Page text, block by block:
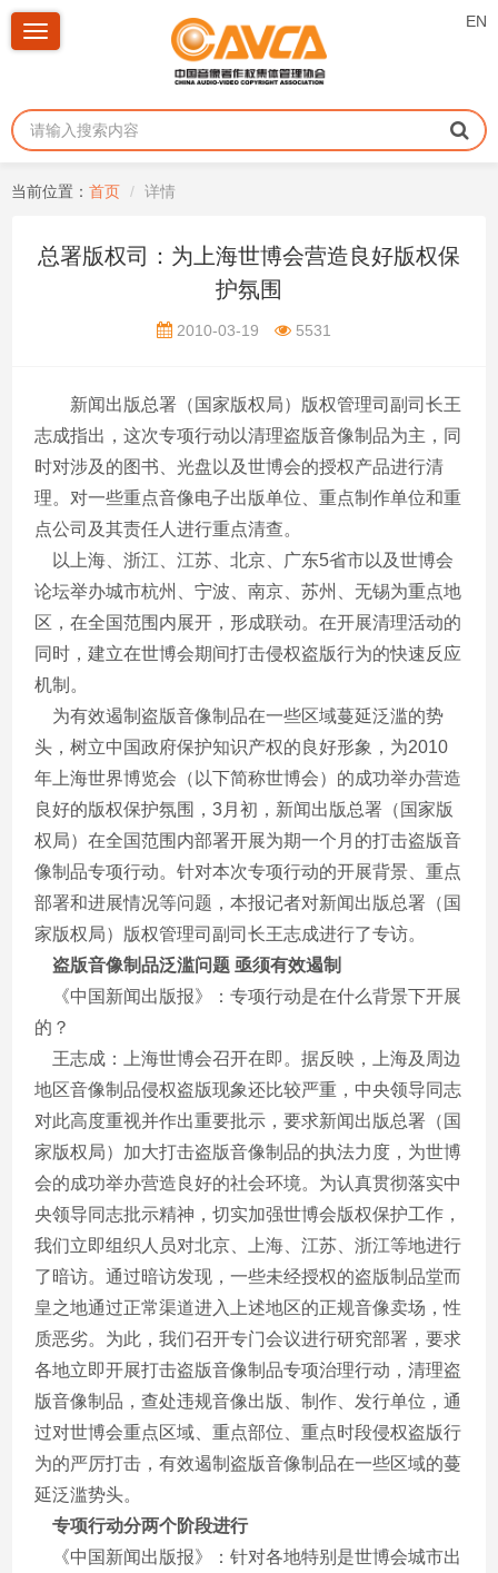
EN
Toggle
当前位置： 首页 详情
总署版权司：为上海世博会营造良好版权保
护氛围
2010-03-19 5531
新闻出版总署（国家版权局）版权管理司副司长王
志成指出，这次专项行动以清理盗版音像制品为主，同
时对涉及的图书、光盘以及世博会的授权产品进行清
理。对一些重点音像电子出版单位、重点制作单位和重
点公司及其责任人进行重点清查。
以上海、浙江、江苏、北京、广东5省市以及世博会
论坛举办城市杭州、宁波、南京、苏州、无锡为重点地
区，在全国范围内展开，形成联动。在开展清理活动的
同时，建立在世博会期间打击侵权盗版行为的快速反应
机制。
为有效遏制盗版音像制品在一些区域蔓延泛滥的势
头，树立中国政府保护知识产权的良好形象，为2010
年上海世界博览会（以下简称世博会）的成功举办营造
良好的版权保护氛围，3月初，新闻出版总署（国家版
权局）在全国范围内部署开展为期一个月的打击盗版音
像制品专项行动。针对本次专项行动的开展背景、重点
部署和进展情况等问题，本报记者对新闻出版总署（国
家版权局）版权管理司副司长王志成进行了专访。
盗版音像制品泛滥问题 亟须有效遏制
《中国新闻出版报》：专项行动是在什么背景下开展
的？
王志成：上海世博会召开在即。据反映，上海及周边
地区音像制品侵权盗版现象还比较严重，中央领导同志
对此高度重视并作出重要批示，要求新闻出版总署（国
家版权局）加大打击盗版音像制品的执法力度，为世博
会的成功举办营造良好的社会环境。为认真贯彻落实中
央领导同志批示精神，切实加强世博会版权保护工作，
我们立即组织人员对北京、上海、江苏、浙江等地进行
了暗访。通过暗访发现，一些未经授权的盗版制品堂而
皇之地通过正常渠道进入上述地区的正规音像卖场，性
质恶劣。为此，我们召开专门会议进行研究部署，要求
各地立即开展打击盗版音像制品专项治理行动，清理盗
版音像制品，查处违规音像出版、制作、发行单位，通
过对世博会重点区域、重点部位、重点时段侵权盗版行
为的严厉打击，有效遏制盗版音像制品在一些区域的蔓
延泛滥势头。
专项行动分两个阶段进行
《中国新闻出版报》：针对各地特别是世博会城市出